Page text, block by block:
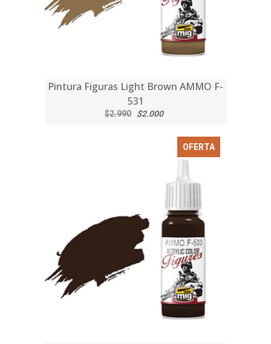
Pintura Figuras Light Brown AMMO F-
531
$2.990 $2.000
OFERTA